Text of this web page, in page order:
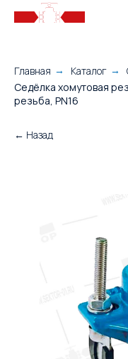
Главная → Каталог →
Седёлка хомутовая
резьба, PN16
← Назад